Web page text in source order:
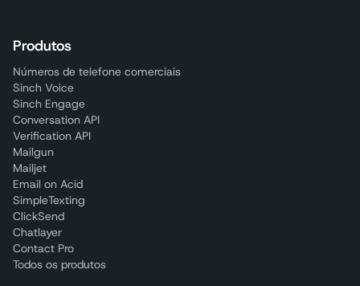
Produtos
Números de telefone comerciais
Sinch Voice
Sinch Engage
Conversation API
Verification API
Mailgun
Mailjet
Email on Acid
SimpleTexting
ClickSend
Chatlayer
Contact Pro
Todos os produtos